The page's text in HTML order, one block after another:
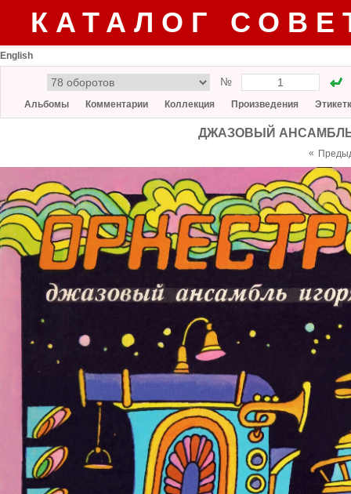
КАТАЛОГ
English
№
Альбомы Комментарии Коллекция Произведения
ДЖАЗОВЫЙ АНСАМБЛЬ
«